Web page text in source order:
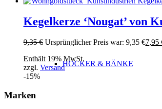
HOCKER & BÄNKE
Kegelkerze ‘Nougat’ von
9,35€ Ursprünglicher Preis war: 9,35 €7,95
Enthält 19% MwSt.
zzgl. Versand
-15%
Marken